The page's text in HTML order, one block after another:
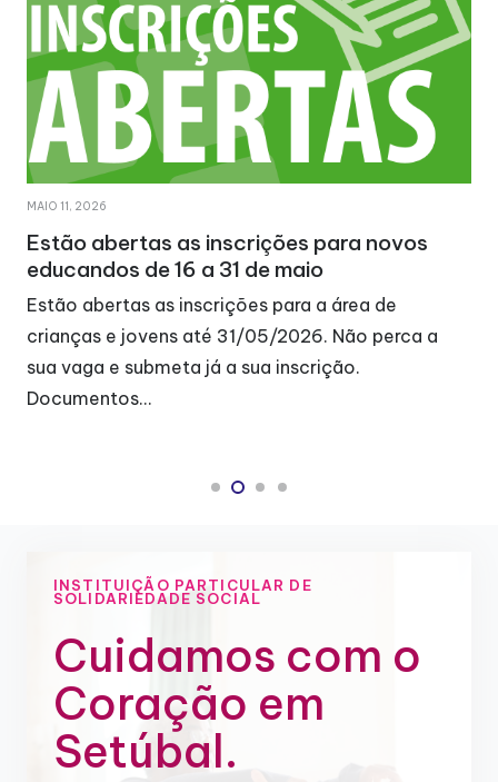
MAIO 11, 2026
Estão abertas as inscrições para novos
educandos de 16 a 31 de maio
Estão abertas as inscrições para a área de
crianças e jovens até 31/05/2026. Não perca a
sua vaga e submeta já a sua inscrição.
Documentos…
INSTITUIÇÃO PARTICULAR DE
SOLIDARIEDADE SOCIAL
Cuidamos com o
Coração em
Setúbal.